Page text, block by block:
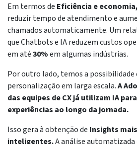
Em termos de Eficiência e economia,
reduzir tempo de atendimento e
chamados automaticamente. Um
que Chatbots e IA reduzem custos
em até30%em algumas indústrias.
Por outro lado, temos a possibilidade
personalização em larga escala.A
das equipes de CX já utilizam IA
experiências ao longo da jornada.
Isso gera à obtenção de Insights
inteligentes.A análise automatizada